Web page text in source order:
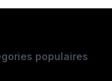
populaires